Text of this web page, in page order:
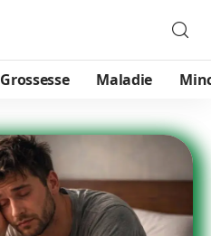
Grossesse Maladie